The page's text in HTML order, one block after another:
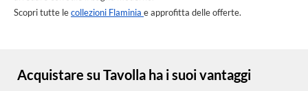
Scopri tutte lecollezioni Flaminia e approfitta delle offerte.
Acquistare su Tavolla ha i suoi vantaggi